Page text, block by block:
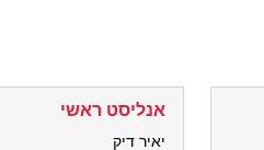
אנליסט ראשי
יאיר דיק